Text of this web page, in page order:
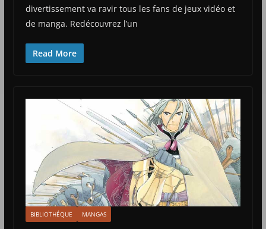
divertissement va ravir tous les fans de jeux vidéo et
de manga. Redécouvrez l’un
Read More
BIBLIOTHÉQUE MANGAS